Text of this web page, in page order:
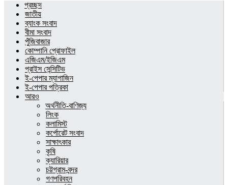
প্রচ্ছদ
জাতীয়
ব্যাংক সংবাদ
বীমা সংবাদ
পুঁজিবাজার
কোম্পানি প্রোফাইল
এজিএম/ইজিএম
প্রাইস সেন্সিটিভ
ই-পেপার ম্যাগাজিন
ই-পেপার পত্রিকা
আরও
অর্থনীতি-বাণিজ্য
লিংক
কলামিস্ট
কর্পোরেট সংবাদ
সাক্ষাৎকার
কৃষি
ক্যারিয়ার
চট্টগ্রাম-বন্দর
গণপরিবহন